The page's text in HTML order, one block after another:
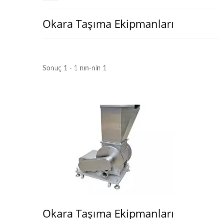
Okara Taşıma Ekipmanları
Sonuç 1 - 1 nın-nin 1
Okara Taşıma Ekipmanları